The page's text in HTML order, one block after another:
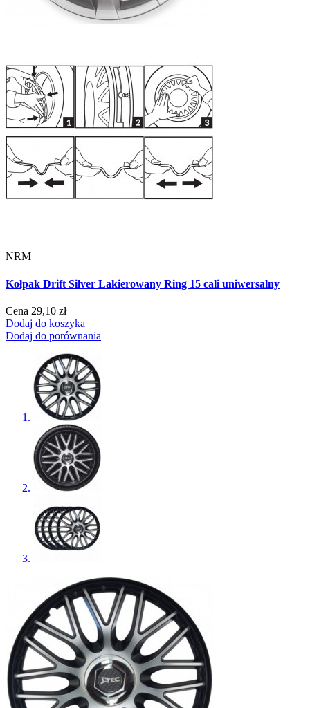
NRM
Kołpak Drift Silver Lakierowany Ring 15 cali uniwersalny
Cena 29,10 zł
Dodaj do koszyka
Dodaj do porównania